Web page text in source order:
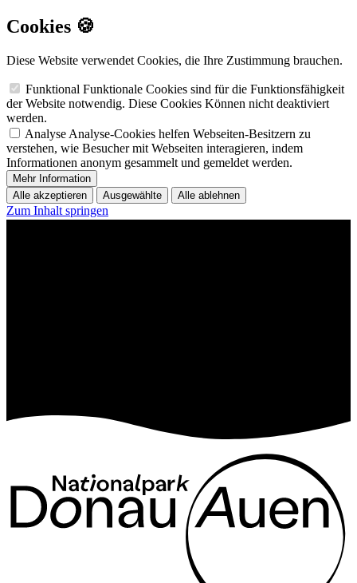
Cookies 🍪
Diese Website verwendet Cookies, die Ihre Zustimmung brauchen.
Funktional Funktionale Cookies sind für die Funktionsfähigkeit
der Website notwendig. Diese Cookies Können nicht deaktiviert
werden.
Analyse Analyse-Cookies helfen Webseiten-Besitzern zu
verstehen, wie Besucher mit Webseiten interagieren, indem
Informationen anonym gesammelt und gemeldet werden.
Mehr Information
Alle akzeptieren
Ausgewählte Alle ablehnen
Zum Inhalt springen